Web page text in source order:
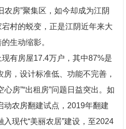
农房”聚集区，如今却成为江阴
村的蜕变，正是江阴近年来大
生动缩影。
有房屋17.4万户，其中87%是
，设计标准低、功能不完善，
房”“出租房”问题日益突出。如
动农房翻建试点，2019年翻建
现代“美丽农居”建设，至2024